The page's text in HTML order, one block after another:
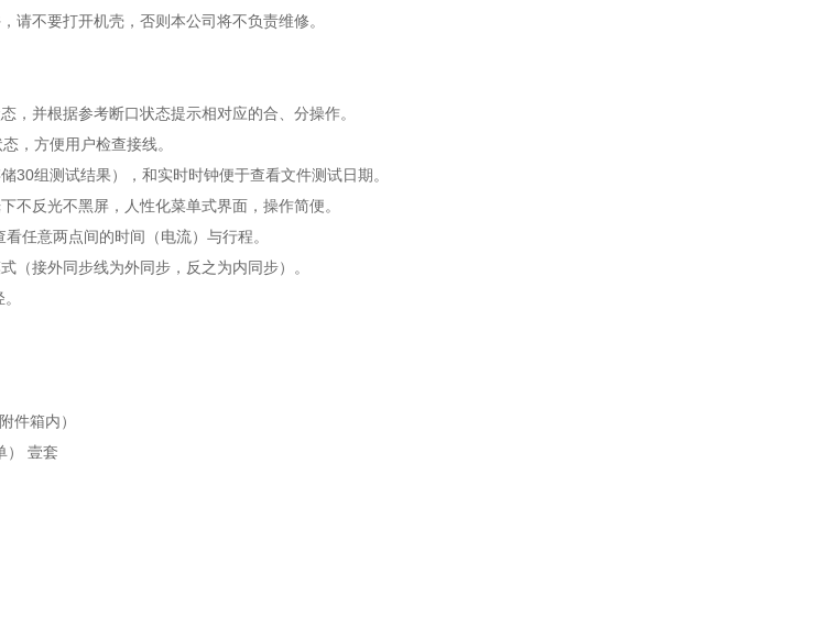
请不要打开机壳，否则本公司将不负责维修。
，并根据参考断口状态提示相对应的合、分操作。
，方便用户检查接线。
30组测试结果），和实时时钟便于查看文件测试日期。
不反光不黑屏，人性化菜单式界面，操作简便。
任意两点间的时间（电流）与行程。
（接外同步线为外同步，反之为内同步）。
件箱内）
） 壹套